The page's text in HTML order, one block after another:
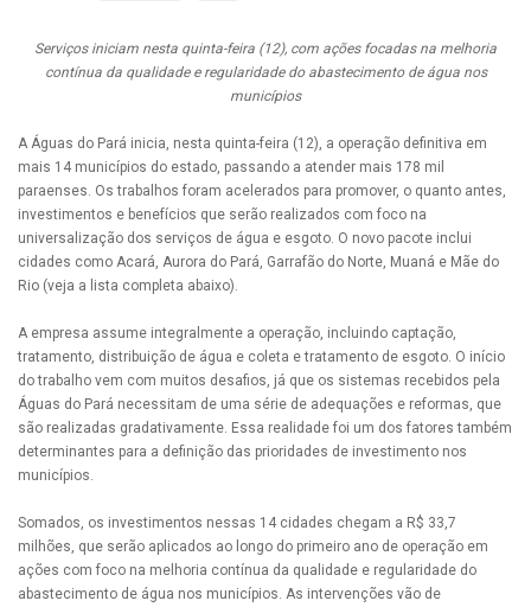
Serviços iniciam nesta quinta-feira (12), com ações focadas na melhoria
contínua da qualidade e regularidade do abastecimento de água nos
municípios
A Águas do Pará inicia, nesta quinta-feira (12), a operação definitiva em
mais 14 municípios do estado, passando a atender mais 178 mil
paraenses. Os trabalhos foram acelerados para promover, o quanto antes,
investimentos e benefícios que serão realizados com foco na
universalização dos serviços de água e esgoto. O novo pacote inclui
cidades como Acará, Aurora do Pará, Garrafão do Norte, Muaná e Mãe do
Rio (veja a lista completa abaixo).
A empresa assume integralmente a operação, incluindo captação,
tratamento, distribuição de água e coleta e tratamento de esgoto. O início
do trabalho vem com muitos desafios, já que os sistemas recebidos pela
Águas do Pará necessitam de uma série de adequações e reformas, que
são realizadas gradativamente. Essa realidade foi um dos fatores também
determinantes para a definição das prioridades de investimento nos
municípios.
Somados, os investimentos nessas 14 cidades chegam a R$ 33,7
milhões, que serão aplicados ao longo do primeiro ano de operação em
ações com foco na melhoria contínua da qualidade e regularidade do
abastecimento de água nos municípios. As intervenções vão de